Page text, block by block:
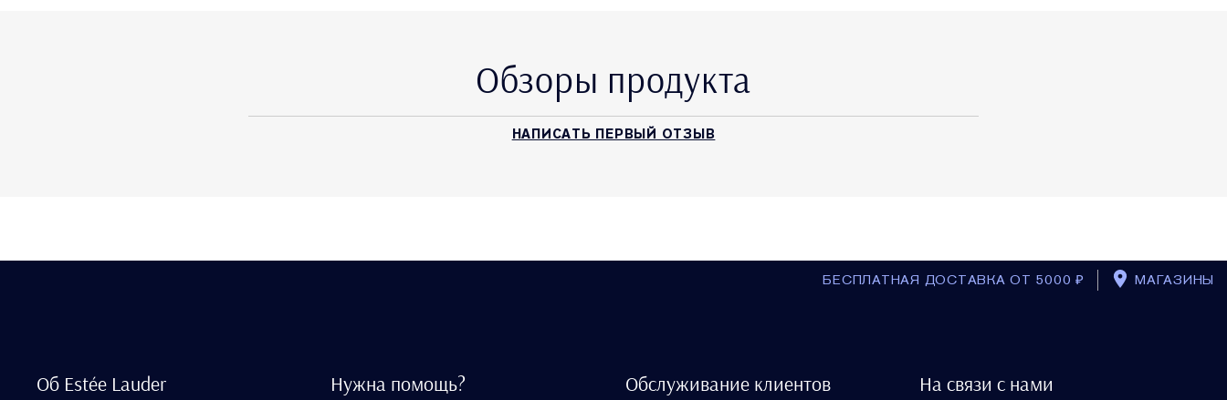
Обзоры продукта
НАПИСАТЬ ПЕРВЫЙ ОТЗЫВ
БЕСПЛАТНАЯ ДОСТАВКА ОТ 5000 ₽ МАГАЗИНЫ
Об Estée Lauder Нужна помощь? Обслуживание клиентов На связи с нами